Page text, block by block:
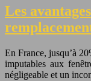
Les
En France, jusqu’à
imputables aux
négligeable et un